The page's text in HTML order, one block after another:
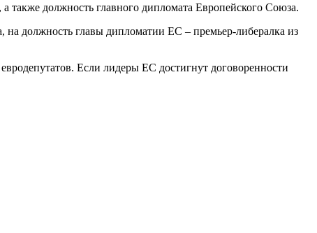
также должность главного дипломата Европейского Союза.
должность главы дипломатии ЕС – премьер-либералка из
Если лидеры ЕС достигнут договоренности